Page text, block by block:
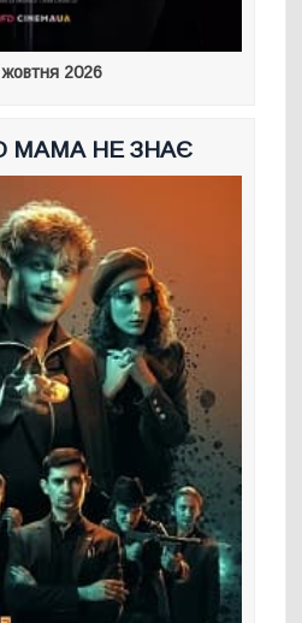
2026
МАМА НЕ ЗНАЄ